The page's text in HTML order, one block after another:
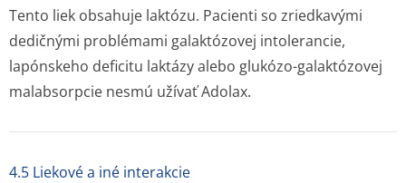
Tento liek obsahuje laktózu. Pacienti so zriedkavými
dedičnými problémami galaktózovej intolerancie,
lapónskeho deficitu laktázy alebo glukózo-galaktózovej
malabsorpcie nesmú užívať Adolax.
4.5 Liekové a iné interakcie